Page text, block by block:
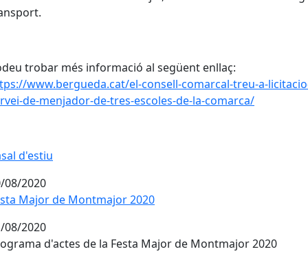
trobar més informació al següent enllaç:
www.bergueda.cat/el-consell-comarcal-treu-a-
de-menjador-de-tres-escoles-de-la-comarca/
d'estiu
08/2020
Major de Montmajor 2020
Major de Montmajor 2020
08/2020
d'actes de la Festa Major de Montmajor 2020